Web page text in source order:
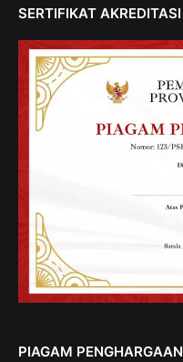
SERTIFIKAT AKREDITASI
PIAGAM PENGHARGAAN